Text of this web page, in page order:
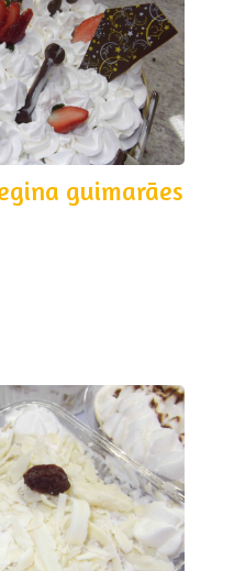
guimarães